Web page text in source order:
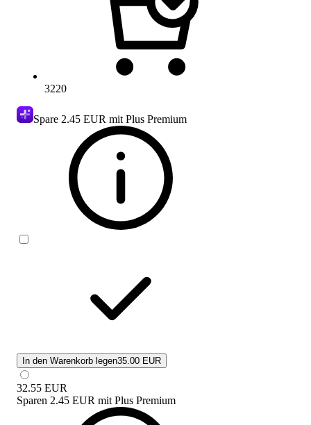
3220
Spare 2.45 EUR mit Plus Premium
In den Warenkorb legen35.00 EUR
32.55 EUR
Sparen 2.45 EUR mit Plus Premium